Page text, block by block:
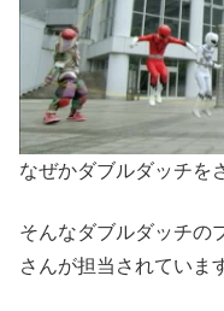
なぜかダブルダッチを
そんなダブルダッチの
さんが担当されていま